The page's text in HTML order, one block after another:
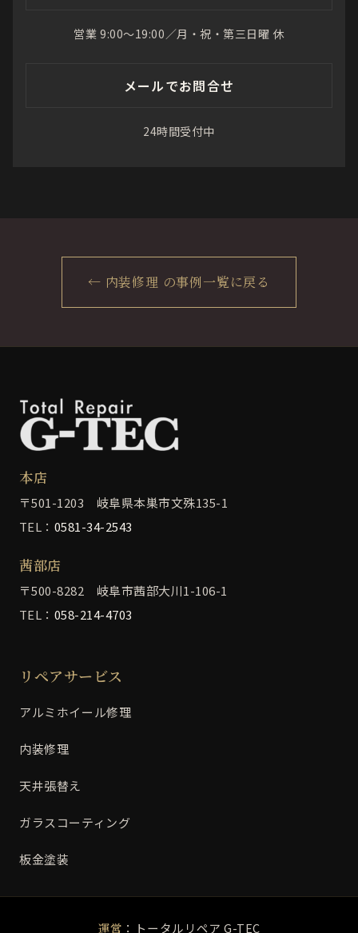
営業 9:00〜19:00／月・祝・第三日曜 休
メールでお問合せ
24時間受付中
← 内装修理 の事例一覧に戻る
本店
〒501-1203 岐阜県本巣市文殊135-1
TEL： 0581-34-2543
茜部店
〒500-8282 岐阜市茜部大川1-106-1
TEL： 058-214-4703
リペアサービス
アルミホイール修理
内装修理
天井張替え
ガラスコーティング
板金塗装
運営 ：トータルリペア G-TEC